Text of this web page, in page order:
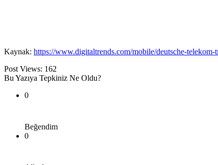
Kaynak: https://www.digitaltrends.com/mobile/deutsche-
Post Views: 162
Bu Yazıya Tepkiniz Ne Oldu?
0
Beğendim
0